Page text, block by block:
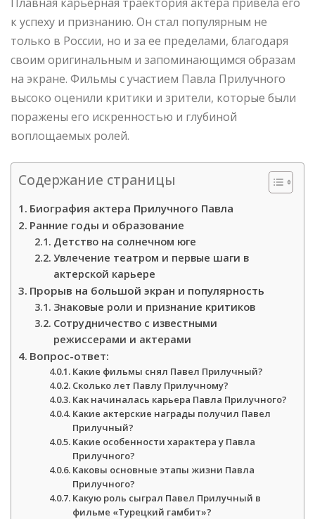
к успеху и признанию. Он стал популярным не
только в России, но и за ее пределами, благодаря
своим оригинальным и запоминающимся образам
на экране. Фильмы с участием Павла Прилучного
высоко оценили критики и зрители, которые были
поражены его искренностью и глубиной
воплощаемых ролей.
Содержание страницы
Биография актера Прилучного Павла
Ранние годы и образование
Детство на солнечном юге
Увлечение театром и первые шаги в
актерской карьере
Прорыв на большой экран и популярность
Знаковые роли и признание критиков
Сотрудничество с известными
режиссерами и актерами
Вопрос-ответ:
Какие фильмы снял Павел Прилучный?
Сколько лет Павлу Прилучному?
Как начиналась карьера Павла Прилучного?
Какие актерские награды получил Павел
Прилучный?
Какие особенности характера у Павла
Прилучного?
Каковы основные этапы жизни Павла
Прилучного?
Какую роль сыграл Павел Прилучный в
фильме «Турецкий гамбит»?